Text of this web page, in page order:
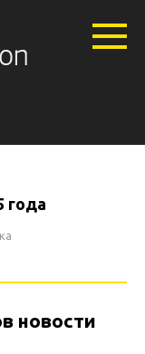
года
новости